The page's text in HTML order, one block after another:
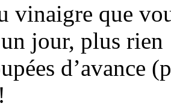
vinaigre que
jour, plus
d’avance